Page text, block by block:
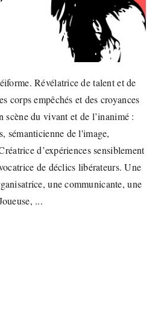
Révélatrice de talent et de
corps empêchés et des croyances
scène du vivant et de l’inanimé :
sémanticienne de l'image,
d’expériences sensiblement
de déclics libérateurs. Une
une communicante, une
...